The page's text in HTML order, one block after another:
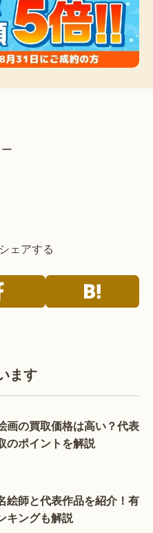
ェアする
ます
画の買取価格は高い？代表
のポイントを解説
絵師と代表作品を紹介！有
キングも解説